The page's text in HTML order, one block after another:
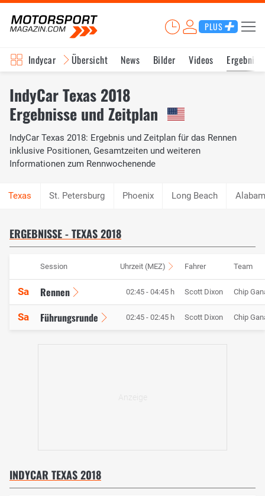
PLUS
Indycar Übersicht News Bilder Videos
IndyCar Texas 2018
Ergebnisse und Zeitplan
IndyCar Texas 2018: Ergebnis und Zeitplan für das Rennen
inklusive Positionen, Gesamtzeiten und weiteren
Informationen zum Rennwochenende
St. Petersburg Phoenix Long Beach
ERGEBNISSE - TEXAS 2018
Session Uhrzeit (MEZ) Fahrer Team
Sa Rennen 02:45 - 04:45 h Scott Dixon Chip
Sa Führungsrunde 02:45 - 02:45 h Scott Dixon Chip
INDYCAR TEXAS 2018